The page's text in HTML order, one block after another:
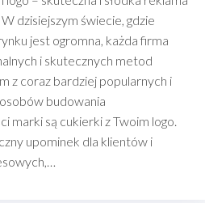
dzisiejszym świecie, gdzie
jest ogromna, każda firma
i skutecznych metod
z coraz bardziej popularnych i
budowania
marki są cukierki z Twoim logo.
upominek dla klientów i